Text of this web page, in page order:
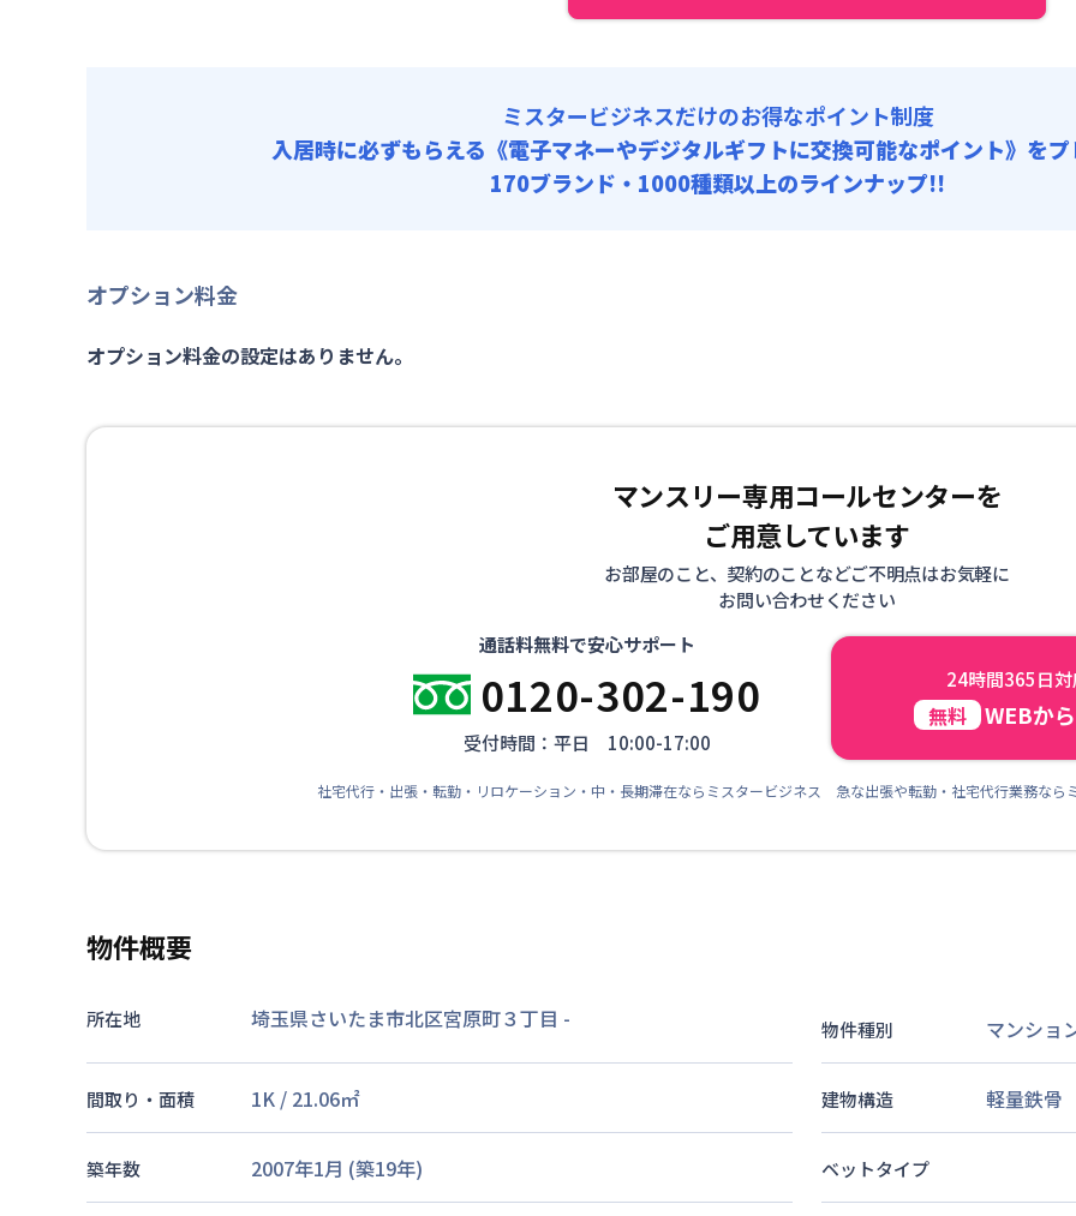
ミスタービジネスだけのお得なポイント制度
入居時に必ずもらえる 《電子マネーやデジタルギフトに交換可能なポイント》を
170ブランド・1000種類以上のラインナップ!!
オプション料金
オプション料金の設定はありません。
マンスリー専用コールセンターを
ご用意しています
お部屋のこと、契約のことなどご不明点はお気軽に
お問い合わせください
通話料無料で安心サポート
0120-302-190
受付時間：平日 10:00-17:00
24時間365日
無料 WEBか
社宅代行・出張・転勤・リロケーション・中・長期滞在ならミスタービジネス 急な出張や転勤・社宅代行業務なら
物件概要
所在地 埼玉県さいたま市北区宮原町３丁目 - 物件種別 マンショ
間取り・面積 1K / 21.06㎡ 建物構造 軽量鉄骨
築年数 2007年1月 (築19年) ベットタイプ